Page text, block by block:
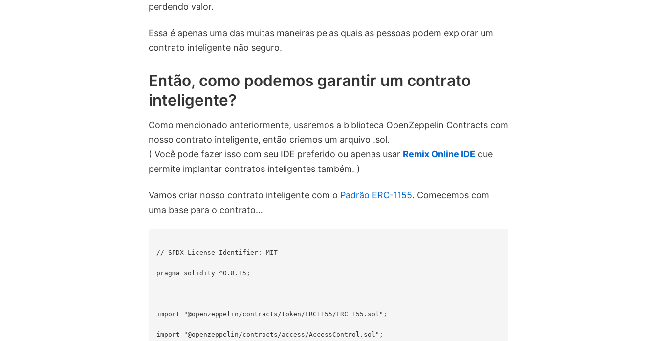
perdendo valor.
Essa é apenas uma das muitas maneiras pelas quais as pessoas podem explorar um
contrato inteligente não seguro.
Então, como podemos garantir um contrato
inteligente?
Como mencionado anteriormente, usaremos a biblioteca OpenZeppelin Contracts com
nosso contrato inteligente, então criemos um arquivo .sol.
( Você pode fazer isso com seu IDE preferido ou apenas usar Remix Online IDE que
permite implantar contratos inteligentes também. )
Vamos criar nosso contrato inteligente com o Padrão ERC-1155. Comecemos com
uma base para o contrato…
// SPDX-License-Identifier: MIT
pragma solidity ^0.8.15;
import "@openzeppelin/contracts/token/ERC1155/ERC1155.sol";
import "@openzeppelin/contracts/access/AccessControl.sol";